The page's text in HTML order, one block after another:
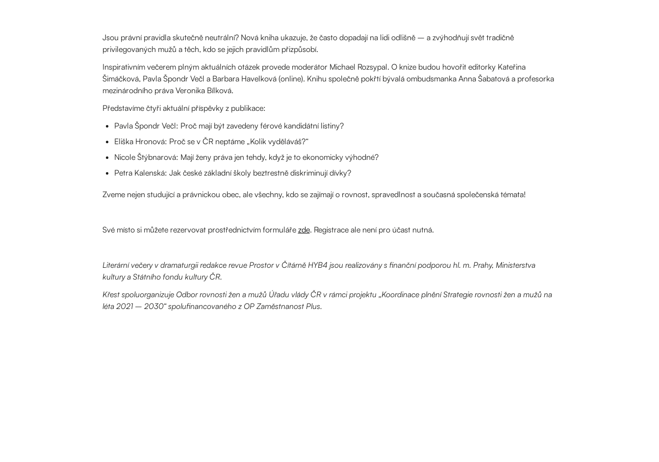
Jsou právní pravidla skutečně neutrální? Nová kniha ukazuje, že často dopadají na lidi odlišně – a zvýhodňují svět tradičně
privilegovaných mužů a těch, kdo se jejich pravidlům přizpůsobí.
Inspirativním večerem plným aktuálních otázek provede moderátor Michael Rozsypal. O knize budou hovořit editorky Kateřina
Šimáčková, Pavla Špondr Večl a Barbara Havelková (online). Knihu společně pokřtí bývalá ombudsmanka Anna Šabatová a profesorka
mezinárodního práva Veronika Bílková.
Představíme čtyři aktuální příspěvky z publikace:
Pavla Špondr Večl: Proč mají být zavedeny férové kandidátní listiny?
Eliška Hronová: Proč se v ČR neptáme „Kolik vyděláváš?“
Nicole Štýbnarová: Mají ženy práva jen tehdy, když je to ekonomicky výhodné?
Petra Kalenská: Jak české základní školy beztrestně diskriminují dívky?
Zveme nejen studující a právnickou obec, ale všechny, kdo se zajímají o rovnost, spravedlnost a současná společenská témata!
Své místo si můžete rezervovat prostřednictvím formuláře zde. Registrace ale není pro účast nutná.
Literární večery v dramaturgii redakce revue Prostor v Čítárně HYB4 jsou realizovány s finanční podporou hl. m. Prahy, Ministerstva
kultury a Státního fondu kultury ČR.
Křest spoluorganizuje Odbor rovnosti žen a mužů Úřadu vlády ČR v rámci projektu „Koordinace plnění Strategie rovnosti žen a mužů na
léta 2021 – 2030“ spolufinancovaného z OP Zaměstnanost Plus.